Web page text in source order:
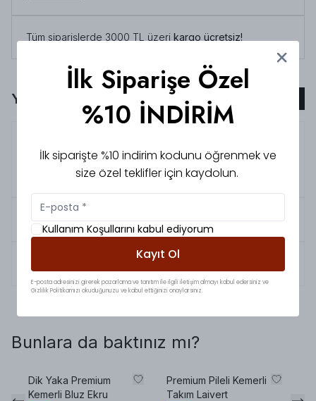
Tüm siparişlerde 3000 TL üzeri kargo ücretsiz!
Yorumlar
Mükemmel
Aşırı güzel her rengide mükemmel bence🌸
Bunlara da baktınız mı?
Dik Yaka Premium
Kemerli Bluz Ekru
Premium Pileli Kemerli
Takım Laivert
İlk Siparişe Özel
%10 İNDİRİM
İlk siparişte %10 indirim kodunu öğrenmek ve
size özel teklifler için kaydolun.
Kullanım Koşullarını kabul ediyorum
Kayıt Ol
E-posta adresinizi girerek pazarlama ve tanıtım ile ilgili iletişim almayı kabul edersiniz ve
Gizlilik Politikamızı okuduğunuzu ve kabul ettiğinizi onaylarsınız.